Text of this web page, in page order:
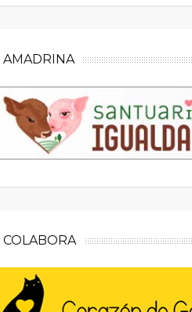
AMADRINA
COLABORA